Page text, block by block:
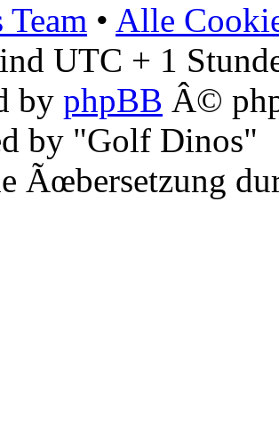
Team • Alle
UTC + 1
by phpBB Â©
by "Golf Dinos"
Ãœbersetzung